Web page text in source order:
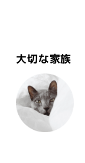
大切な家族